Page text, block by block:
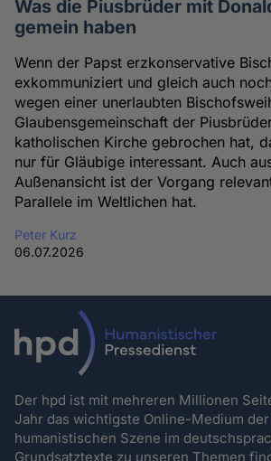
Was die Piusbrüder mit
gemein haben
Wenn der Papst erzkonservative
exkommuniziert und gleich auch
wegen einer unerlaubten
Glaubensgemeinschaft der
katholischen Kirche gebrochen hat,
nur für Gläubige interessant. Auch
Außenansicht ist der Vorgang
Parallele im Weltlichen hat.
Peter Kurz
06.07.2026
Der hpd ist mit mehreren Millionen
Jahr das wichtigste Online-Medium
humanistischen Szene im
Grundsatztexte zu unseren Themen